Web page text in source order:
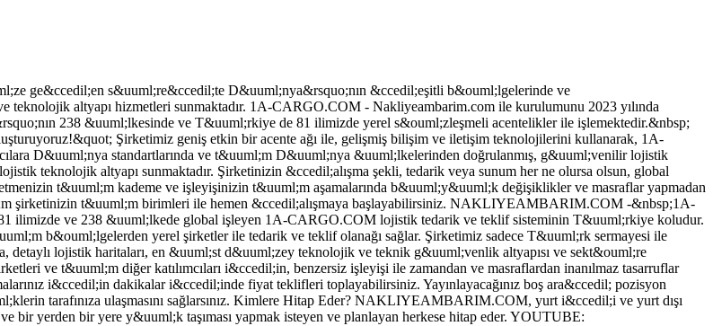
ge&ccedil;en s&uuml;re&ccedil;te D&uuml;nya&rsquo;nın &ccedil;eşitli b&ouml;lgelerinde ve
altyapı hizmetleri sunmaktadır. 1A-CARGO.COM - Nakliyeambarim.com ile kurulumunu 2023 yılında
238 &uuml;lkesinde ve T&uuml;rkiye de 81 ilimizde yerel s&ouml;zleşmeli acentelikler ile işlemektedir.&nbsp;
Şirketimiz geniş etkin bir acente ağı ile, gelişmiş bilişim ve iletişim teknolojilerini kullanarak, 1A-
D&uuml;nya standartlarında ve t&uuml;m D&uuml;nya &uuml;lkelerinden doğrulanmış, g&uuml;venilir lojistik
teknolojik altyapı sunmaktadır. Şirketinizin &ccedil;alışma şekli, tedarik veya sunum her ne olursa olsun, global
t&uuml;m kademe ve işleyişinizin t&uuml;m aşamalarında b&uuml;y&uuml;k değişiklikler ve masraflar yapmadan
şirketinizin t&uuml;m birimleri ile hemen &ccedil;alışmaya başlayabilirsiniz. NAKLIYEAMBARIM.COM -&nbsp;1A-
ve 238 &uuml;lkede global işleyen 1A-CARGO.COM lojistik tedarik ve teklif sisteminin T&uuml;rkiye koludur.
b&ouml;lgelerden yerel şirketler ile tedarik ve teklif olanağı sağlar. Şirketimiz sadece T&uuml;rk sermayesi ile
lojistik haritaları, en &uuml;st d&uuml;zey teknolojik ve teknik g&uuml;venlik altyapısı ve sekt&ouml;re
ve t&uuml;m diğer katılımcıları i&ccedil;in, benzersiz işleyişi ile zamandan ve masraflardan inanılmaz tasarruflar
i&ccedil;in dakikalar i&ccedil;inde fiyat teklifleri toplayabilirsiniz. Yayınlayacağınız boş ara&ccedil; pozisyon
tarafınıza ulaşmasını sağlarsınız. Kimlere Hitap Eder? NAKLIYEAMBARIM.COM, yurt i&ccedil;i ve yurt dışı
yerden bir yere y&uuml;k taşıması yapmak isteyen ve planlayan herkese hitap eder. YOUTUBE: